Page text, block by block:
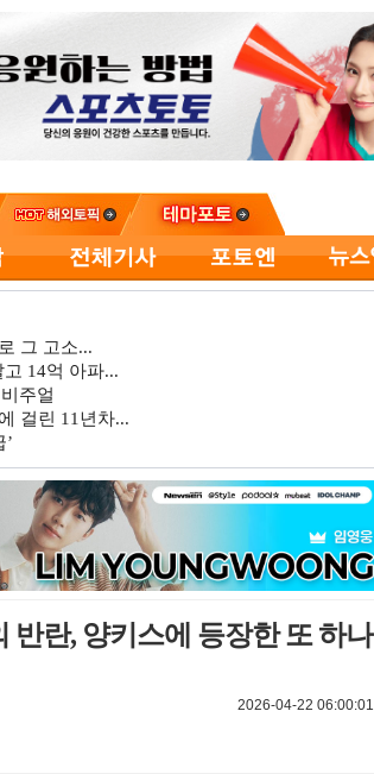
그 고소...
14억 아파...
주얼
걸린 11년차...
반란, 양키스에 등장한 또 하나
2026-04-22 06:00:01